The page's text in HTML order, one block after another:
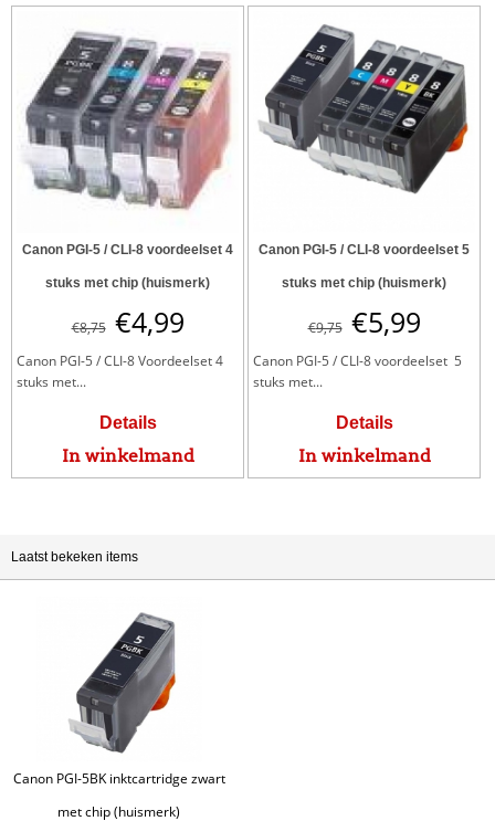
Canon PGI-5 / CLI-8 voordeelset 4
stuks met chip (huismerk)
€8,75 €4,99
Canon PGI-5 / CLI-8 Voordeelset 4
stuks met...
Details
In winkelmand
Canon PGI-5 / CLI-8 voordeelset 5
stuks met chip (huismerk)
€9,75 €5,99
Canon PGI-5 / CLI-8 voordeelset 5
stuks met...
Details
In winkelmand
Laatst bekeken items
Canon PGI-5BK inktcartridge zwart
met chip (huismerk)